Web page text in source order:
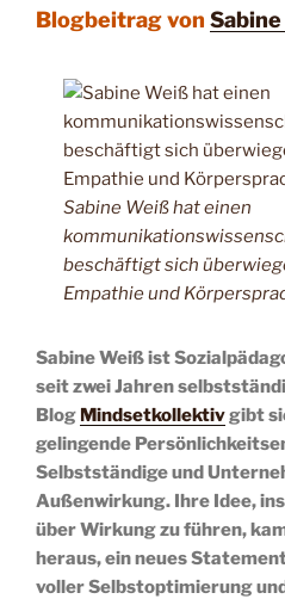
Blogbeitrag von
Sabine Weiß hat einen
beschäftigt sich
Empathie und
Sabine Weiß ist
seit zwei Jahren
Blog Mindsetkollektivgibt
gelingende
Selbstständige und
Außenwirkung. Ihre Idee,
über Wirkung zu führen,
heraus, ein neues
voller Selbstoptimierung